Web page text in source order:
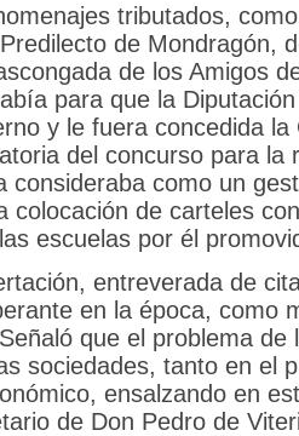
tributados,
de Mondragón,
de los Amigos
para que la
y le fuera concedida la
del concurso para la
consideraba como un
colocación de carteles
escuelas por él
entreverada de
en la época, como
que el problema de
sociedades, tanto en el
ensalzando en
de Don Pedro de